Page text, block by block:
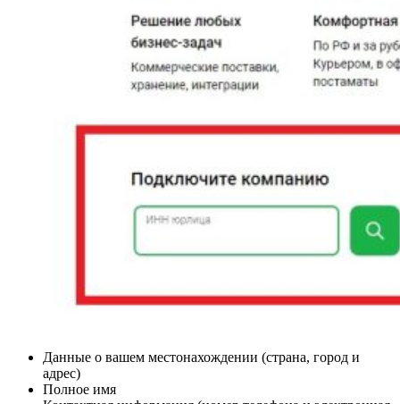
Данные о вашем местонахождении (страна, город и
адрес)
Полное имя